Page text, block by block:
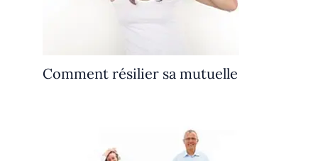
Comment résilier sa mutuelle